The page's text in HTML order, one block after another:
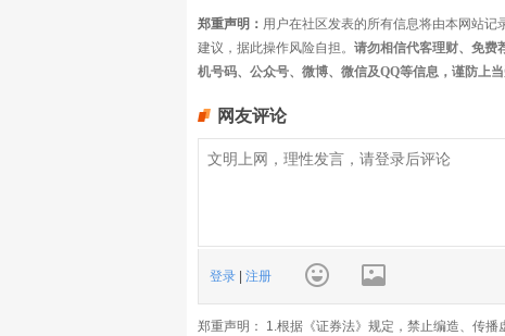
郑重声明： 用户在社区发表的所有信息将由本网站
建议，据此操作风险自担。 请勿相信代客理财、免费
机号码、公众号、微博、微信及QQ等信息，谨防上当
网友评论
登录 注册
郑重声明： 1.根据《证券法》规定，禁止编造、传